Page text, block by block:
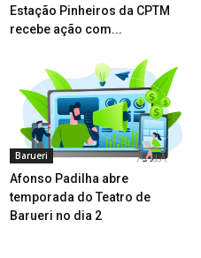
Estação Pinheiros da CPTM
recebe ação com...
Barueri
Afonso Padilha abre
temporada do Teatro de
Barueri no dia 2